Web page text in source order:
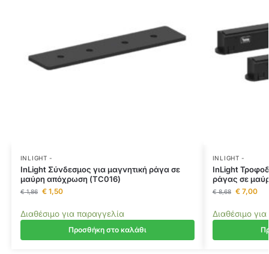
INLIGHT -
InLight Σύνδεσμος για μαγνητική ράγα σε
μαύρη απόχρωση (TC016)
€1,86 €1,50
Διαθέσιμο για παραγγελία
Προσθήκη στο καλάθι
INLIGHT -
InLight
ράγας σε
€8,68 €7,00
Διαθέσιμο